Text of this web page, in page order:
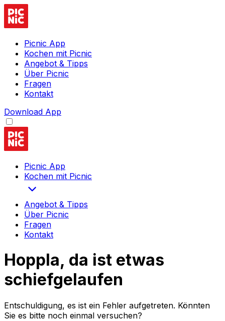
Picnic App
Kochen mit Picnic
Angebot & Tipps
Über Picnic
Fragen
Kontakt
Download App
Picnic App
Kochen mit Picnic
Angebot & Tipps
Über Picnic
Fragen
Kontakt
Hoppla, da ist etwas
schiefgelaufen
Entschuldigung, es ist ein Fehler aufgetreten. Könnten
Sie es bitte noch einmal versuchen?